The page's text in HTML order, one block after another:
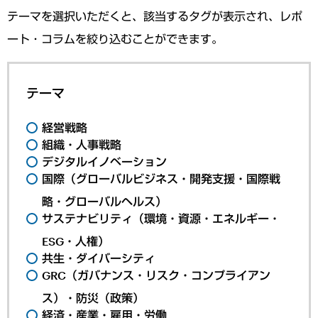
テーマを選択いただくと、該当するタグが表示され、レポ
ート・コラムを絞り込むことができます。
テーマ
経営戦略
組織・人事戦略
デジタルイノベーション
国際（グローバルビジネス・開発支援・国際戦
略・グローバルヘルス）
サステナビリティ（環境・資源・エネルギー・
ESG・人権）
共生・ダイバーシティ
GRC（ガバナンス・リスク・コンプライアン
ス）・防災（政策）
経済・産業・雇用・労働